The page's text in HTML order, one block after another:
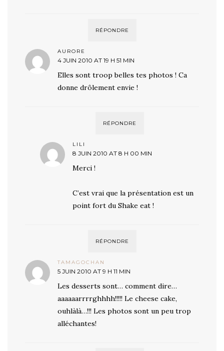
RÉPONDRE
AURORE
4 JUIN 2010 AT 19 H 51 MIN
Elles sont troop belles tes photos ! Ca
donne drôlement envie !
RÉPONDRE
LILI
8 JUIN 2010 AT 8 H 00 MIN
Merci !
C’est vrai que la présentation est un
point fort du Shake eat !
RÉPONDRE
TAMAGOCHAN
5 JUIN 2010 AT 9 H 11 MIN
Les desserts sont… comment dire…
aaaaaarrrrghhhh!!!!! Le cheese cake,
ouhlàlà…!!! Les photos sont un peu trop
alléchantes!